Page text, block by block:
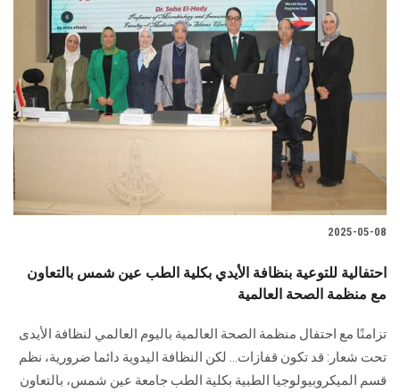
2025-05-08
احتفالية للتوعية بنظافة الأيدي بكلية الطب عين شمس بالتعاون
مع منظمة الصحة العالمية
تزامنًا مع احتفال منظمة الصحة العالمية باليوم العالمي لنظافة الأيدى
تحت شعار: قد تكون قفازات... لكن النظافة اليدوية دائما ضرورية، نظم
قسم الميكروبيولوجيا الطبية بكلية الطب جامعة عين شمس، بالتعاون